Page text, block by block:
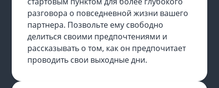
разговора о повседневной жизни вашего
партнера. Позвольте ему свободно
делиться своими предпочтениями и
рассказывать о том, как он предпочитает
проводить свои выходные дни.